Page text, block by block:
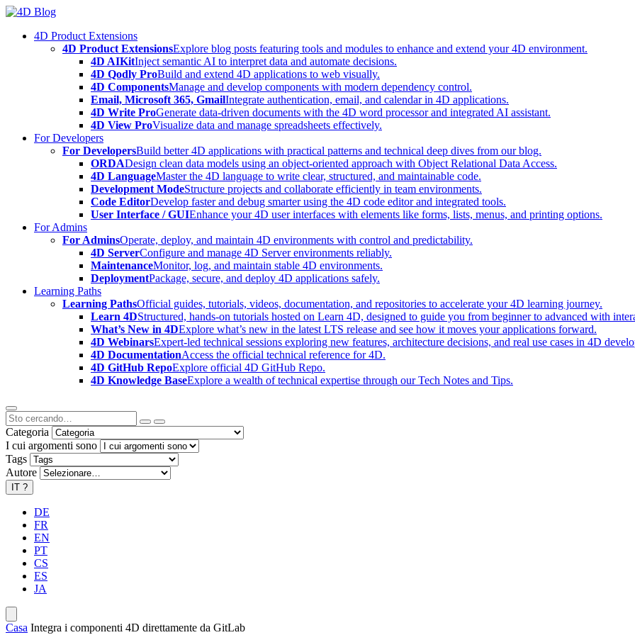
Skip
content4D Product Extensions
4D Product ExtensionsExplore blog posts featuring tools and modules to enhance and extend your 4D environment.
4D AIKitInject semantic AI to interpret data and automate decisions.
4D Qodly ProBuild and extend 4D applications to web visually.
4D ComponentsManage and develop components with modern dependency control.
Email, Microsoft 365, GmailIntegrate authentication, email, and calendar in 4D applications.
4D Write ProGenerate data-driven documents with the 4D word processor and integrated AI assistant.
4D View ProVisualize data and manage spreadsheets effectively.
For Developers
For DevelopersBuild better 4D applications with practical patterns and technical deep dives from our blog.
ORDADesign clean data models using an object-oriented approach with Object Relational Data Access.
4D LanguageMaster the 4D language to write clear, structured, and maintainable code.
Development ModeStructure projects and collaborate efficiently in team environments.
Code EditorDevelop faster and debug smarter using the 4D code editor and integrated tools.
User Interface / GUIEnhance your 4D user interfaces with elements like forms, lists, menus, and printing options.
For Admins
For AdminsOperate, deploy, and maintain 4D environments with control and predictability.
4D ServerConfigure and manage 4D Server environments reliably.
MaintenanceMonitor, log, and maintain stable 4D environments.
DeploymentPackage, secure, and deploy 4D applications safely.
Learning Paths
Learning PathsOfficial guides, tutorials, videos, documentation, and repositories to accelerate your 4D learning journey.
Learn 4DStructured, hands-on tutorials hosted on Learn 4D, designed to guide you from beginner to advanced with
What’s New in 4DExplore what’s new in the latest LTS release and see how it moves your applications forward.
4D WebinarsExpert-led technical sessions exploring new features, architecture decisions, and real use cases in 4D
4D DocumentationAccess the official technical reference for 4D.
4D GitHub RepoExplore official 4D GitHub Repo.
4D Knowledge BaseExplore a wealth of technical expertise through our Tech Notes and Tips.
Categoria
I cui argomenti sono
Tags
Autore
IT ?
DE
FR
EN
PT
CS
ES
JA
Casa Integra i componenti 4D direttamente da GitLab